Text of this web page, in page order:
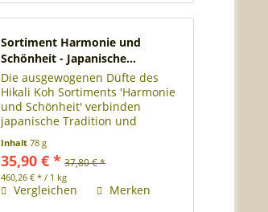
Sortiment Harmonie und
Schönheit - Japanische...
Die ausgewogenen Düfte des
Hikali Koh Sortiments 'Harmonie
und Schönheit' verbinden
japanische Tradition und
Sortiment enthält je eine Rolle
der Sorten Kansha
(Anerkennung), Mugen
(Unendlichkeit), Heiwa (Frieden),...
Inhalt78 g
35,90 € * 37,80 € *
460,26 € * / 1 kg
Vergleichen Merken